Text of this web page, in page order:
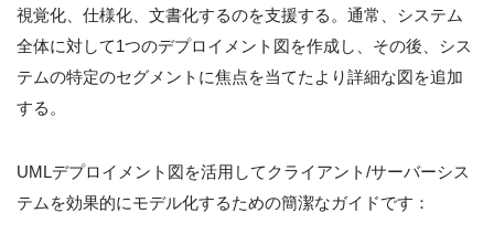
視覚化、仕様化、文書化するのを支援する。通常、システム
全体に対して1つのデプロイメント図を作成し、その後、シス
テムの特定のセグメントに焦点を当てたより詳細な図を追加
する。
UMLデプロイメント図を活用してクライアント/サーバーシス
テムを効果的にモデル化するための簡潔なガイドです：